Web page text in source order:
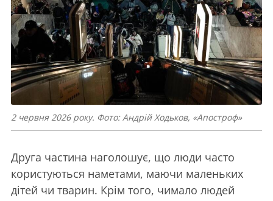
2 червня 2026 року. Фото: Андрій Ходьков, «Апостроф»
Друга частина наголошує, що люди часто
користуються наметами, маючи маленьких
дітей чи тварин. Крім того, чимало людей